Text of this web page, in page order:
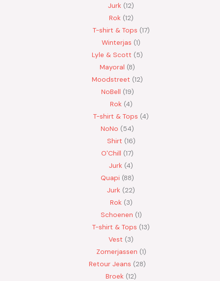
Jurk 12
Rok 12
T-shirt & Tops 17
Winterjas 1
Lyle & Scott
5
Mayoral 8
Moodstreet 12
NoBell 19
Rok 4
T-shirt & Tops 4
NoNo
54
Shirt 16
O'Chill 17
Jurk 4
Quapi 88
Jurk
22
Rok 3
Schoenen 1
T-shirt & Tops 13
Vest
3
Zomerjassen 1
Retour Jeans
28
Broek 12